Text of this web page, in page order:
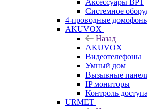
Аксессуары BPT
Системное
4-проводные
AKUVOX
Назад
AKUVOX
Видеотелефоны
Умный дом
Вызывные
IP мониторы
Контроль доступа
URMET